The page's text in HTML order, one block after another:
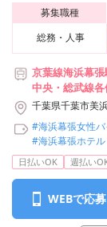
募集職種
総務・人事
京葉線海浜幕
中央・総武線
千葉県千葉市美
#海浜幕張女性
#海浜幕張ホテ
日払いOK 週払い
WEBで応募